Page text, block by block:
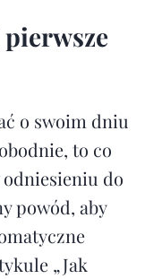
o swoim dniu
to co
do
powód, aby
„Jak